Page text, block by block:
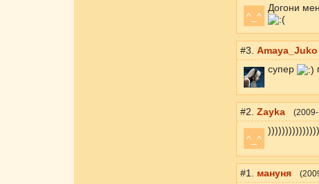
^_^
Догони
#3. Amaya_Juko
супер
#2. Zayka (
^_^
#1. мануня (